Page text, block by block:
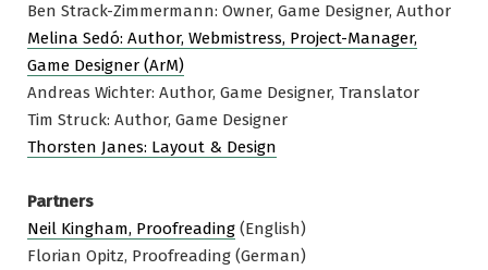
Ben Strack-Zimmermann: Owner, Game Designer, Author
Melina Sedó: Author, Webmistress, Project-Manager,
Game Designer (ArM)
Andreas Wichter: Author, Game Designer, Translator
Tim Struck: Author, Game Designer
Thorsten Janes: Layout & Design
Partners
Neil Kingham, Proofreading (English)
Florian Opitz, Proofreading (German)